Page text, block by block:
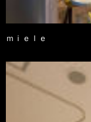
ｍｉｅｌｅ